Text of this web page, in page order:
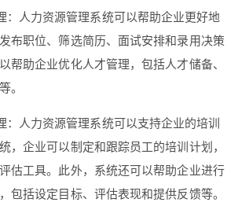
：人力资源管理系统可以帮助企业更好地
布职位、筛选简历、面试安排和录用决策
帮助企业优化人才管理，包括人才储备、
。
：人力资源管理系统可以支持企业的培训
，企业可以制定和跟踪员工的培训计划，
估工具。此外，系统还可以帮助企业进行
包括设定目标、评估表现和提供反馈等。